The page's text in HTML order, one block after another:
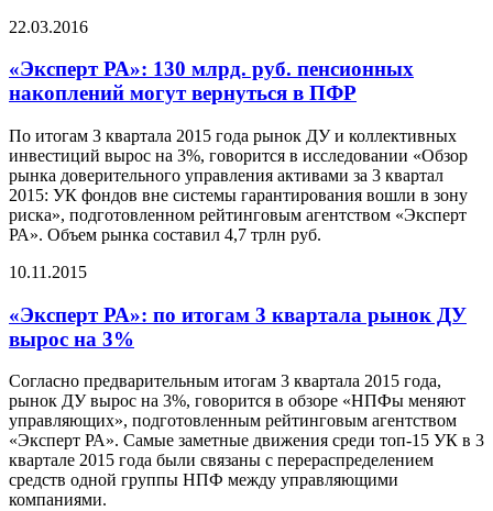
22.03.2016
«Эксперт РА»: 130 млрд. руб. пенсионных
накоплений могут вернуться в ПФР
По итогам 3 квартала 2015 года рынок ДУ и коллективных
инвестиций вырос на 3%, говорится в исследовании «Обзор
рынка доверительного управления активами за 3 квартал
2015: УК фондов вне системы гарантирования вошли в зону
риска», подготовленном рейтинговым агентством «Эксперт
РА». Объем рынка составил 4,7 трлн руб.
10.11.2015
«Эксперт РА»: по итогам 3 квартала рынок ДУ
вырос на 3%
Согласно предварительным итогам 3 квартала 2015 года,
рынок ДУ вырос на 3%, говорится в обзоре «НПФы меняют
управляющих», подготовленным рейтинговым агентством
«Эксперт РА». Самые заметные движения среди топ-15 УК в 3
квартале 2015 года были связаны с перераспределением
средств одной группы НПФ между управляющими
компаниями.